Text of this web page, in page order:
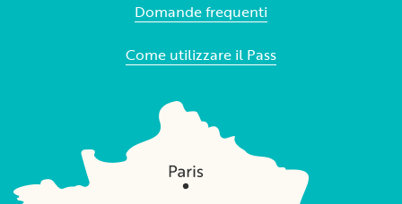
Domande frequenti
Come utilizzare il Pass